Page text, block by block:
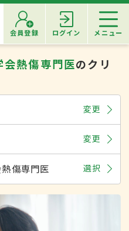
会員登録 ログイン メニュー
熱傷専門医のクリ
変更
変更
傷専門医 選択